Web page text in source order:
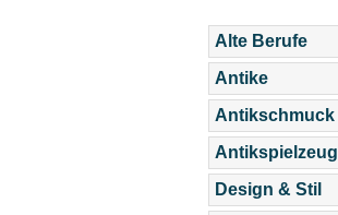
Alte Berufe
Antike
Antikschmuck
Antikspielzeug
Design & Stil